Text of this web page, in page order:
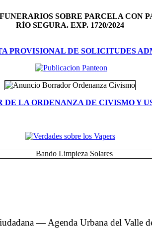
SOBRE PARCELA CON
RÍO SEGURA. EXP. 1720/2024
PROVISIONAL DE SOLICITUDES
DE LA ORDENANZA DE CIVISMO Y
— Agenda Urbana del Valle